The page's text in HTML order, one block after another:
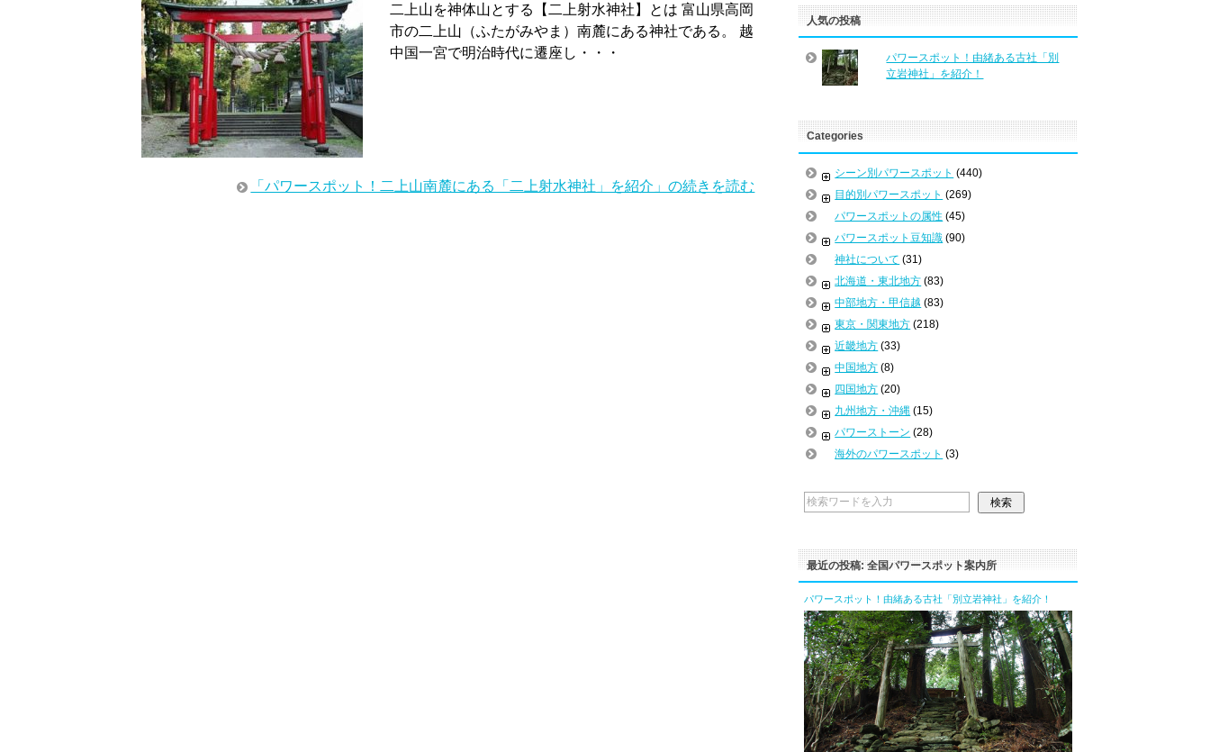
二上山を神体山とする【二上射水神社】とは 富山県高岡
市の二上山（ふたがみやま）南麓にある神社である。 越
中国一宮で明治時代に遷座し・・・
「パワースポット！二上山南麓にある「二上射水神社」を紹介」の続きを読む
人気の投稿
パワースポット！由緒ある古社「別
立岩神社」を紹介！
Categories
シーン別パワースポット (440)
目的別パワースポット (269)
パワースポットの属性 (45)
パワースポット豆知識 (90)
神社について (31)
北海道・東北地方 (83)
中部地方・甲信越 (83)
東京・関東地方 (218)
近畿地方 (33)
中国地方 (8)
四国地方 (20)
九州地方・沖縄 (15)
パワーストーン (28)
海外のパワースポット (3)
最近の投稿: 全国パワースポット案内所
パワースポット！由緒ある古社「別立岩神社」を紹介！